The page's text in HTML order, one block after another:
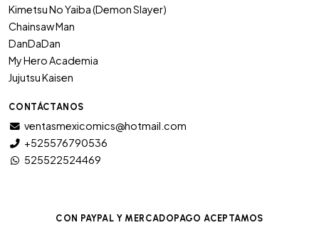
Kimetsu No Yaiba (Demon Slayer)
Chainsaw Man
DanDaDan
My Hero Academia
Jujutsu Kaisen
CONTÁCTANOS
ventasmexicomics@hotmail.com
+525576790536
525522524469
CON PAYPAL Y MERCADOPAGO ACEPTAMOS